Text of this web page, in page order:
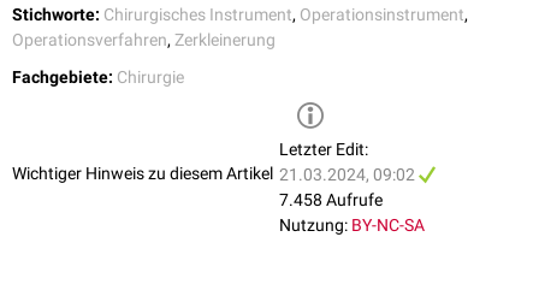
Stichworte: Chirurgisches Instrument, Operationsinstrument,
Operationsverfahren, Zerkleinerung
Fachgebiete: Chirurgie
Wichtiger Hinweis zu diesem Artikel
Letzter Edit:
21.03.2024, 09:02
7.458 Aufrufe
Nutzung: BY-NC-SA